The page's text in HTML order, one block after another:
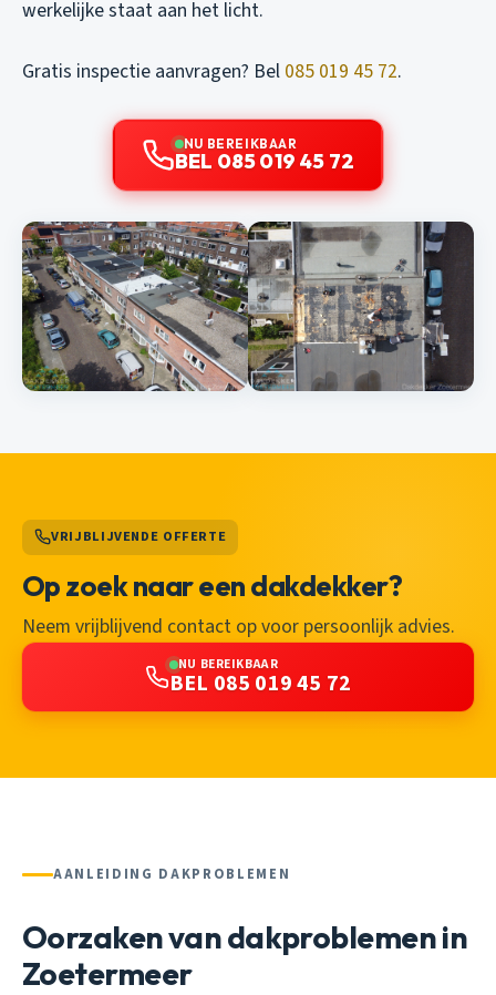
werkelijke staat aan het licht.
Gratis inspectie aanvragen? Bel 085 019 45 72.
NU BEREIKBAAR
BEL 085 019 45 72
VRIJBLIJVENDE OFFERTE
Op zoek naar een dakdekker?
Neem vrijblijvend contact op voor persoonlijk advies.
NU BEREIKBAAR
BEL 085 019 45 72
AANLEIDING DAKPROBLEMEN
Oorzaken van dakproblemen in
Zoetermeer